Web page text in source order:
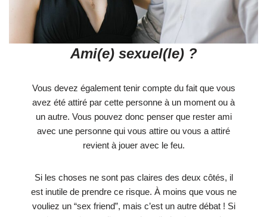
Ami(e) sexuel(le) ?
Vous devez également tenir compte du fait que vous
avez été attiré par cette personne à un moment ou à
un autre. Vous pouvez donc penser que rester ami
avec une personne qui vous attire ou vous a attiré
revient à jouer avec le feu.
Si les choses ne sont pas claires des deux côtés, il
est inutile de prendre ce risque. À moins que vous ne
vouliez un “sex friend”, mais c’est un autre débat ! Si